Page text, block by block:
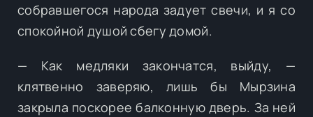
собравшегося народа задует свечи, и я со
спокойной душой сбегу домой.
— Как медляки закончатся, выйду, —
клятвенно заверяю, лишь бы Мырзина
закрыла поскорее балконную дверь. За ней